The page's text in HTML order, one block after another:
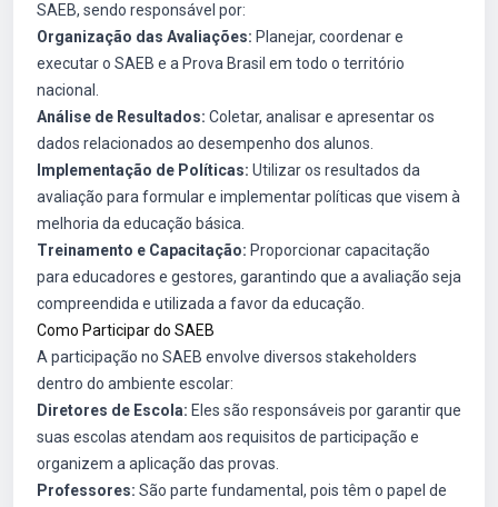
SAEB, sendo responsável por:
Organização das Avaliações: Planejar, coordenar e
executar o SAEB e a Prova Brasil em todo o território
nacional.
Análise de Resultados: Coletar, analisar e apresentar os
dados relacionados ao desempenho dos alunos.
Implementação de Políticas: Utilizar os resultados da
avaliação para formular e implementar políticas que visem à
melhoria da educação básica.
Treinamento e Capacitação: Proporcionar capacitação
para educadores e gestores, garantindo que a avaliação seja
compreendida e utilizada a favor da educação.
Como Participar do SAEB
A participação no SAEB envolve diversos stakeholders
dentro do ambiente escolar:
Diretores de Escola: Eles são responsáveis por garantir que
suas escolas atendam aos requisitos de participação e
organizem a aplicação das provas.
Professores: São parte fundamental, pois têm o papel de